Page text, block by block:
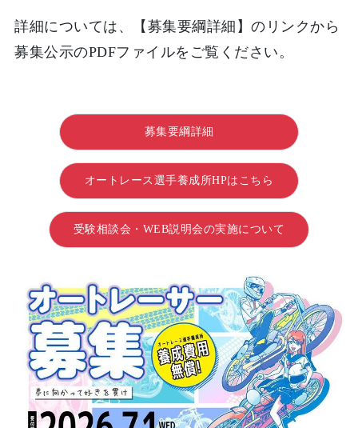
詳細については、【募集要綱詳細】のリンクから
募集公示のPDFファイルをご覧ください。
募集要綱詳細
オートレース選手養成所HPはこちら
受験相談会・WEB説明会の実施について